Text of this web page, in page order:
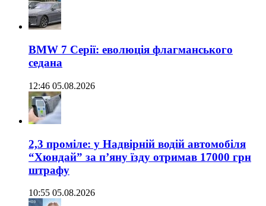
BMW 7 Серії: еволюція флагманського
седана
12:46 05.08.2026
2,3 проміле: у Надвірній водій автомобіля
“Хюндай” за п’яну їзду отримав 17000 грн
штрафу
10:55 05.08.2026